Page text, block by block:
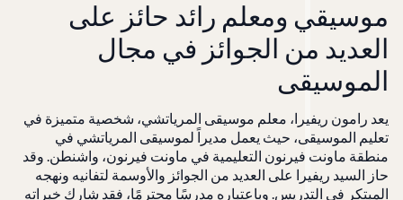
موسيقي ومعلم رائد حائز على
العديد من الجوائز في مجال
الموسيقى
يعد رامون ريفيرا، معلم موسيقى المرياتشي، شخصية متميزة في
تعليم الموسيقى، حيث يعمل مديراً لموسيقى المرياتشي في
منطقة ماونت فيرنون التعليمية في ماونت فيرنون، واشنطن. وقد
حاز السيد ريفيرا على العديد من الجوائز والأوسمة لتفانيه ونهجه
المبتكر في التدريس. وباعتباره مدرسًا محترمًا، فقد شارك خبراته